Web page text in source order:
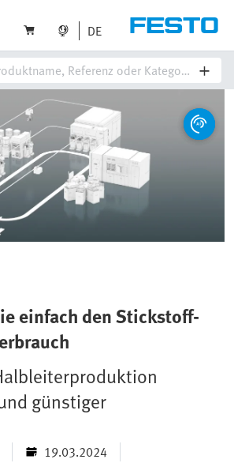
DE
einfach den Stickstoff-
günstiger
19.03.2024